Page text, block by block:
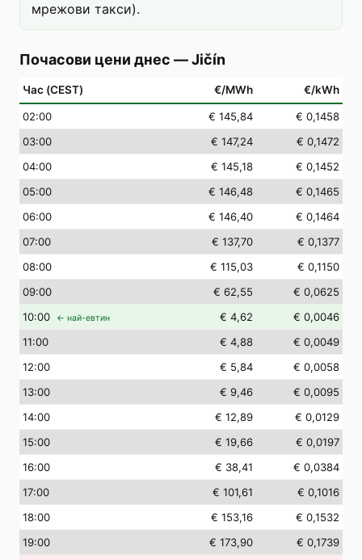
мрежови такси).
Почасови цени днес —Jičín
Час (CEST) €/MWh €/kWh
02:00 € 145,84
€ 0,1458
03:00 € 147,24
€ 0,1472
04:00 € 145,18
€ 0,1452
05:00 € 146,48
€ 0,1465
06:00 € 146,40
€ 0,1464
07:00 € 137,70
€ 0,1377
08:00 € 115,03
€ 0,1150
09:00 € 62,55
€ 0,0625
10:00 ← най-евтин € 4,62
€ 0,0046
11:00 € 4,88
€ 0,0049
12:00 € 5,84
€ 0,0058
13:00 € 9,46
€ 0,0095
14:00 € 12,89
€ 0,0129
15:00 € 19,66
€ 0,0197
16:00 € 38,41
€ 0,0384
17:00 € 101,61
€ 0,1016
18:00 € 153,16
€ 0,1532
19:00 € 173,90
€ 0,1739